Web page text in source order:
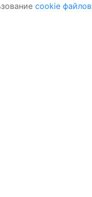
cookie файлов